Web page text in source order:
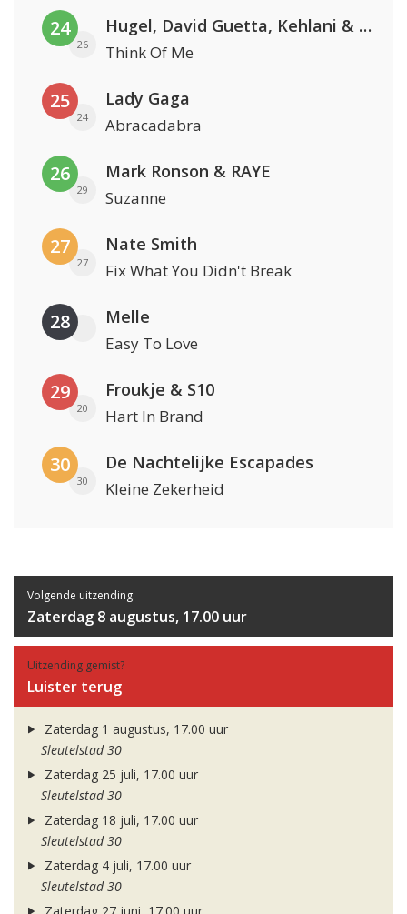
24
26
Hugel, David Guetta, Kehlani & Daecolm
Think Of Me
25
24
Lady Gaga
Abracadabra
26
29
Mark Ronson & RAYE
Suzanne
27
27
Nate Smith
Fix What You Didn't Break
28 Melle
Easy To Love
29
20
Froukje & S10
Hart In Brand
30
30
De Nachtelijke Escapades
Kleine Zekerheid
Volgende uitzending:
Zaterdag 8 augustus, 17.00 uur
Uitzending gemist?
Luister terug
Zaterdag 1 augustus, 17.00 uur
Sleutelstad 30
Zaterdag 25 juli, 17.00 uur
Sleutelstad 30
Zaterdag 18 juli, 17.00 uur
Sleutelstad 30
Zaterdag 4 juli, 17.00 uur
Sleutelstad 30